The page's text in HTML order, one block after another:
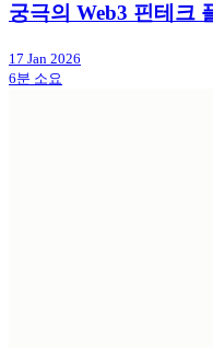
궁극의 Web3 핀테크
17 Jan 2026
6분 소요